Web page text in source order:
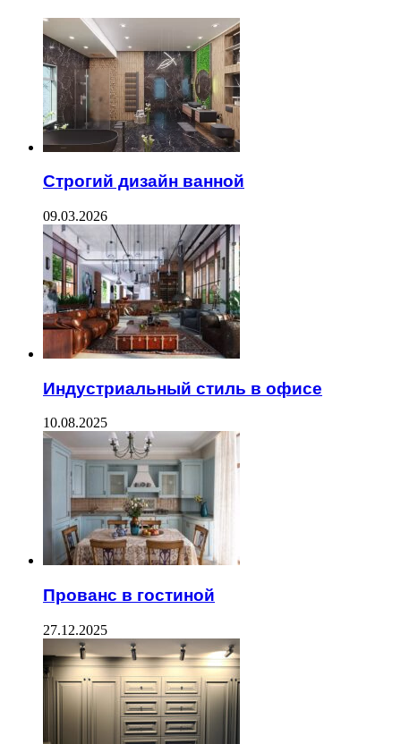
Строгий дизайн ванной
09.03.2026
Индустриальный стиль в офисе
10.08.2025
Прованс в гостиной
27.12.2025